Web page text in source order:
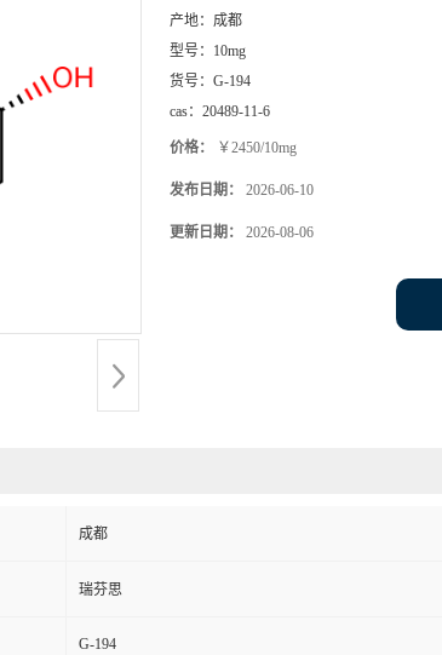
产地： 成都
型号： 10mg
货号： G-194
cas： 20489-11-6
价格： ￥2450/10mg
发布日期： 2026-06-10
更新日期： 2026-08-06
成都
瑞芬思
G-194